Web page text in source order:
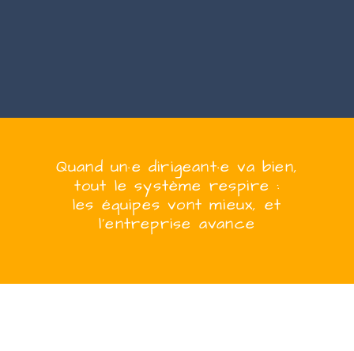
Quandun·e dirigeant·e va bien,
tout le système respire :
les équipes vont mieux, et
l’entreprise avance